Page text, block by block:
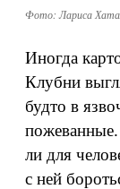
Фото: Лариса
Иногда
Клубни
будто в
ли для
с ней